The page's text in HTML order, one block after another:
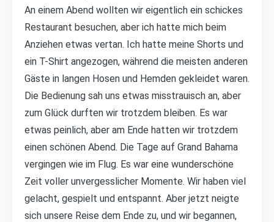
An einem Abend wollten wir eigentlich ein schickes
Restaurant besuchen, aber ich hatte mich beim
Anziehen etwas vertan. Ich hatte meine Shorts und
ein T-Shirt angezogen, während die meisten anderen
Gäste in langen Hosen und Hemden gekleidet waren.
Die Bedienung sah uns etwas misstrauisch an, aber
zum Glück durften wir trotzdem bleiben. Es war
etwas peinlich, aber am Ende hatten wir trotzdem
einen schönen Abend. Die Tage auf Grand Bahama
vergingen wie im Flug. Es war eine wunderschöne
Zeit voller unvergesslicher Momente. Wir haben viel
gelacht, gespielt und entspannt. Aber jetzt neigte
sich unsere Reise dem Ende zu, und wir begannen,